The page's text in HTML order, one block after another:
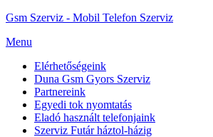
Gsm Szerviz - Mobil Telefon Szerviz
Menu
Elérhetőségeink
Duna Gsm Gyors Szerviz
Partnereink
Egyedi tok nyomtatás
Eladó használt telefonjaink
Szerviz Futár háztol-házig